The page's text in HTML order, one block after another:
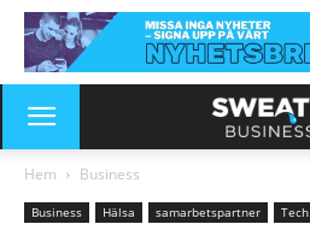
Hem Business
Business Hälsa samarbetspartner Tech